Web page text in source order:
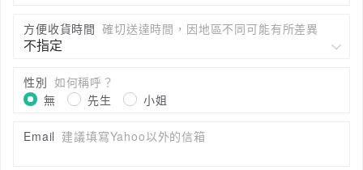
方便收貨時間 確切送達時間，因地區不同可能有所差異
性別 如何稱呼？
無
先生 小姐
Email 建議填寫Yahoo以外的信箱